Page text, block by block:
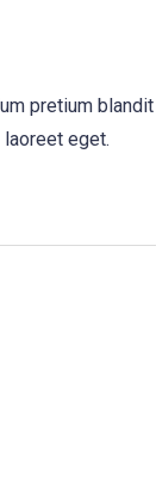
pretium blandit
eget.